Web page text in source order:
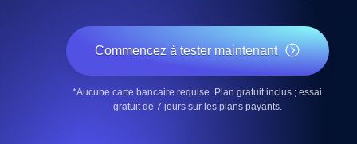
Commencez à tester maintenant
*Aucune carte bancaire requise. Plan gratuit inclus ; essai
gratuit de 7 jours sur les plans payants.